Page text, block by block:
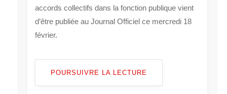
accords collectifs dans la fonction publique vient
d’être publiée au Journal Officiel ce mercredi 18
février.
POURSUIVRE LA LECTURE